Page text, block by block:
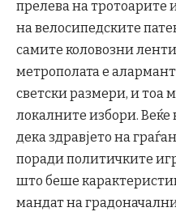
прелева на тротоарите
на велосипедските
самите коловозни
метрополата е
светски размери, и тоа
локалните избори. Веќе
дека здравјето на
поради политичките
што беше
мандат на